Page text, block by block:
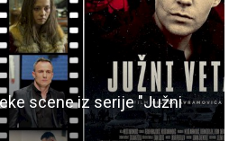
scene iz serije "Južni